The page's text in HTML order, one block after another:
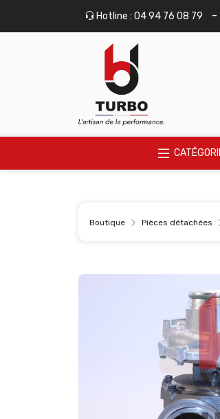
Hotline : 04 94 76 08 79 -
Boutique Pièces détachées
Panneau de gestion des cookies